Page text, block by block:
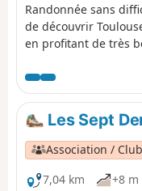
Randonnée sans
de découvrir
en profitant de très
Les Sept
Association /
7,04 km
+8 m